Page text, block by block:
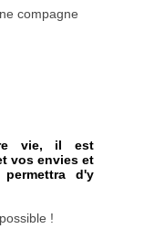
compagne
vie, il est
vos envies et
d'y
!